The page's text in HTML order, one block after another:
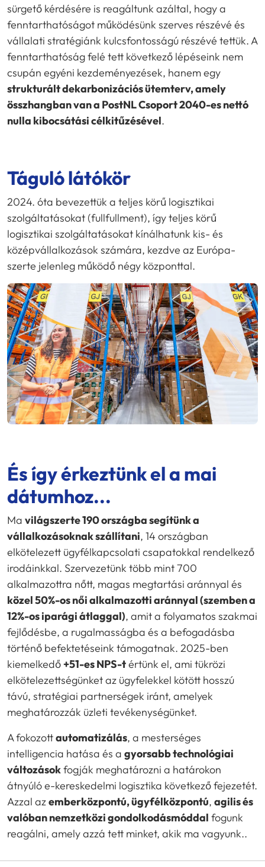
sürgető kérdésére is reagáltunk azáltal, hogy a
fenntarthatóságot működésünk szerves részévé és
vállalati stratégiánk kulcsfontosságú részévé tettük. A
fenntarthatóság felé tett következő lépéseink nem
csupán egyéni kezdeményezések, hanem egy
strukturált dekarbonizációs ütemterv, amely
összhangban van a PostNL Csoport 2040-es nettó
nulla kibocsátási célkitűzésével.
Táguló látókör
2024. óta bevezettük a teljes körű logisztikai
szolgáltatásokat (fullfullment), így teljes körű
logisztikai szolgáltatásokat kínálhatunk kis- és
középvállalkozások számára, kezdve az Európa-
szerte jelenleg működő négy központtal.
És így érkeztünk el a mai
dátumhoz...
Ma világszerte 190 országba segítünk a
vállalkozásoknak szállítani, 14 országban
elkötelezett ügyfélkapcsolati csapatokkal rendelkező
irodáinkkal. Szervezetünk több mint 700
alkalmazottra nőtt, magas megtartási aránnyal és
közel 50%-os női alkalmazotti aránnyal (szemben a
12%-os iparági átlaggal), amit a folyamatos szakmai
fejlődésbe, a rugalmasságba és a befogadásba
történő befektetéseink támogatnak. 2025-ben
kiemelkedő+51-es NPS-tértünk el, ami tükrözi
elkötelezettségünket az ügyfelekkel kötött hosszú
távú, stratégiai partnerségek iránt, amelyek
meghatározzák üzleti tevékenységünket.
A fokozottautomatizálás, a mesterséges
intelligencia hatása és a gyorsabb technológiai
változásokfogják meghatározni a határokon
átnyúló e-kereskedelmi logisztika következő fejezetét.
Azzal azemberközpontú, ügyfélközpontú, agilis és
valóban nemzetközi gondolkodásmóddal fogunk
reagálni, amely azzá tett minket, akik ma vagyunk..